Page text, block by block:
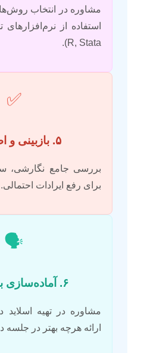
مشاوره در انتخاب
R, Stata).
✅
۵. بازبینی و اصلاحات
بررسی جامع نگارشی،
برای رفع ایرادات احتمالی.
🗣️
۶. آماده‌سازی برای دفاع
مشاوره در تهیه اسلاید
ارائه هرچه بهتر در جلسه